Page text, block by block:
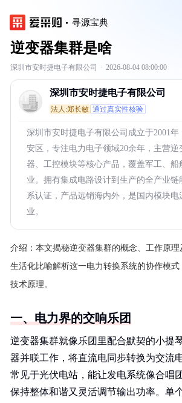
寻源宝典
逆变器集群是啥
深圳市安时捷电子有限公司 · 2026-08-04 08:00:00
深圳市安时捷电子有限公司
法人:郑长敏 通过真实性核验
深圳市安时捷电子有限公司成立于2001年
安区，专注电力电子领域20余年，主营逆
器、工控模块等核心产品，覆盖军工、船
业。拥有集成电路设计到生产的全产业链
系认证，产品远销海内外，是国内模块电
业。
介绍： 本文揭秘逆变器集群的概念、工作原理
生活化比喻解析这一电力转换系统的协作模
技术原理。
一、电力界的交响乐团
逆变器集群就像乐团里配合默契的小
器并联工作，将直流电同步转换为交流
常见于光伏电站，能让发电系统像合唱
保持整体和谐又灵活调节输出功率。单